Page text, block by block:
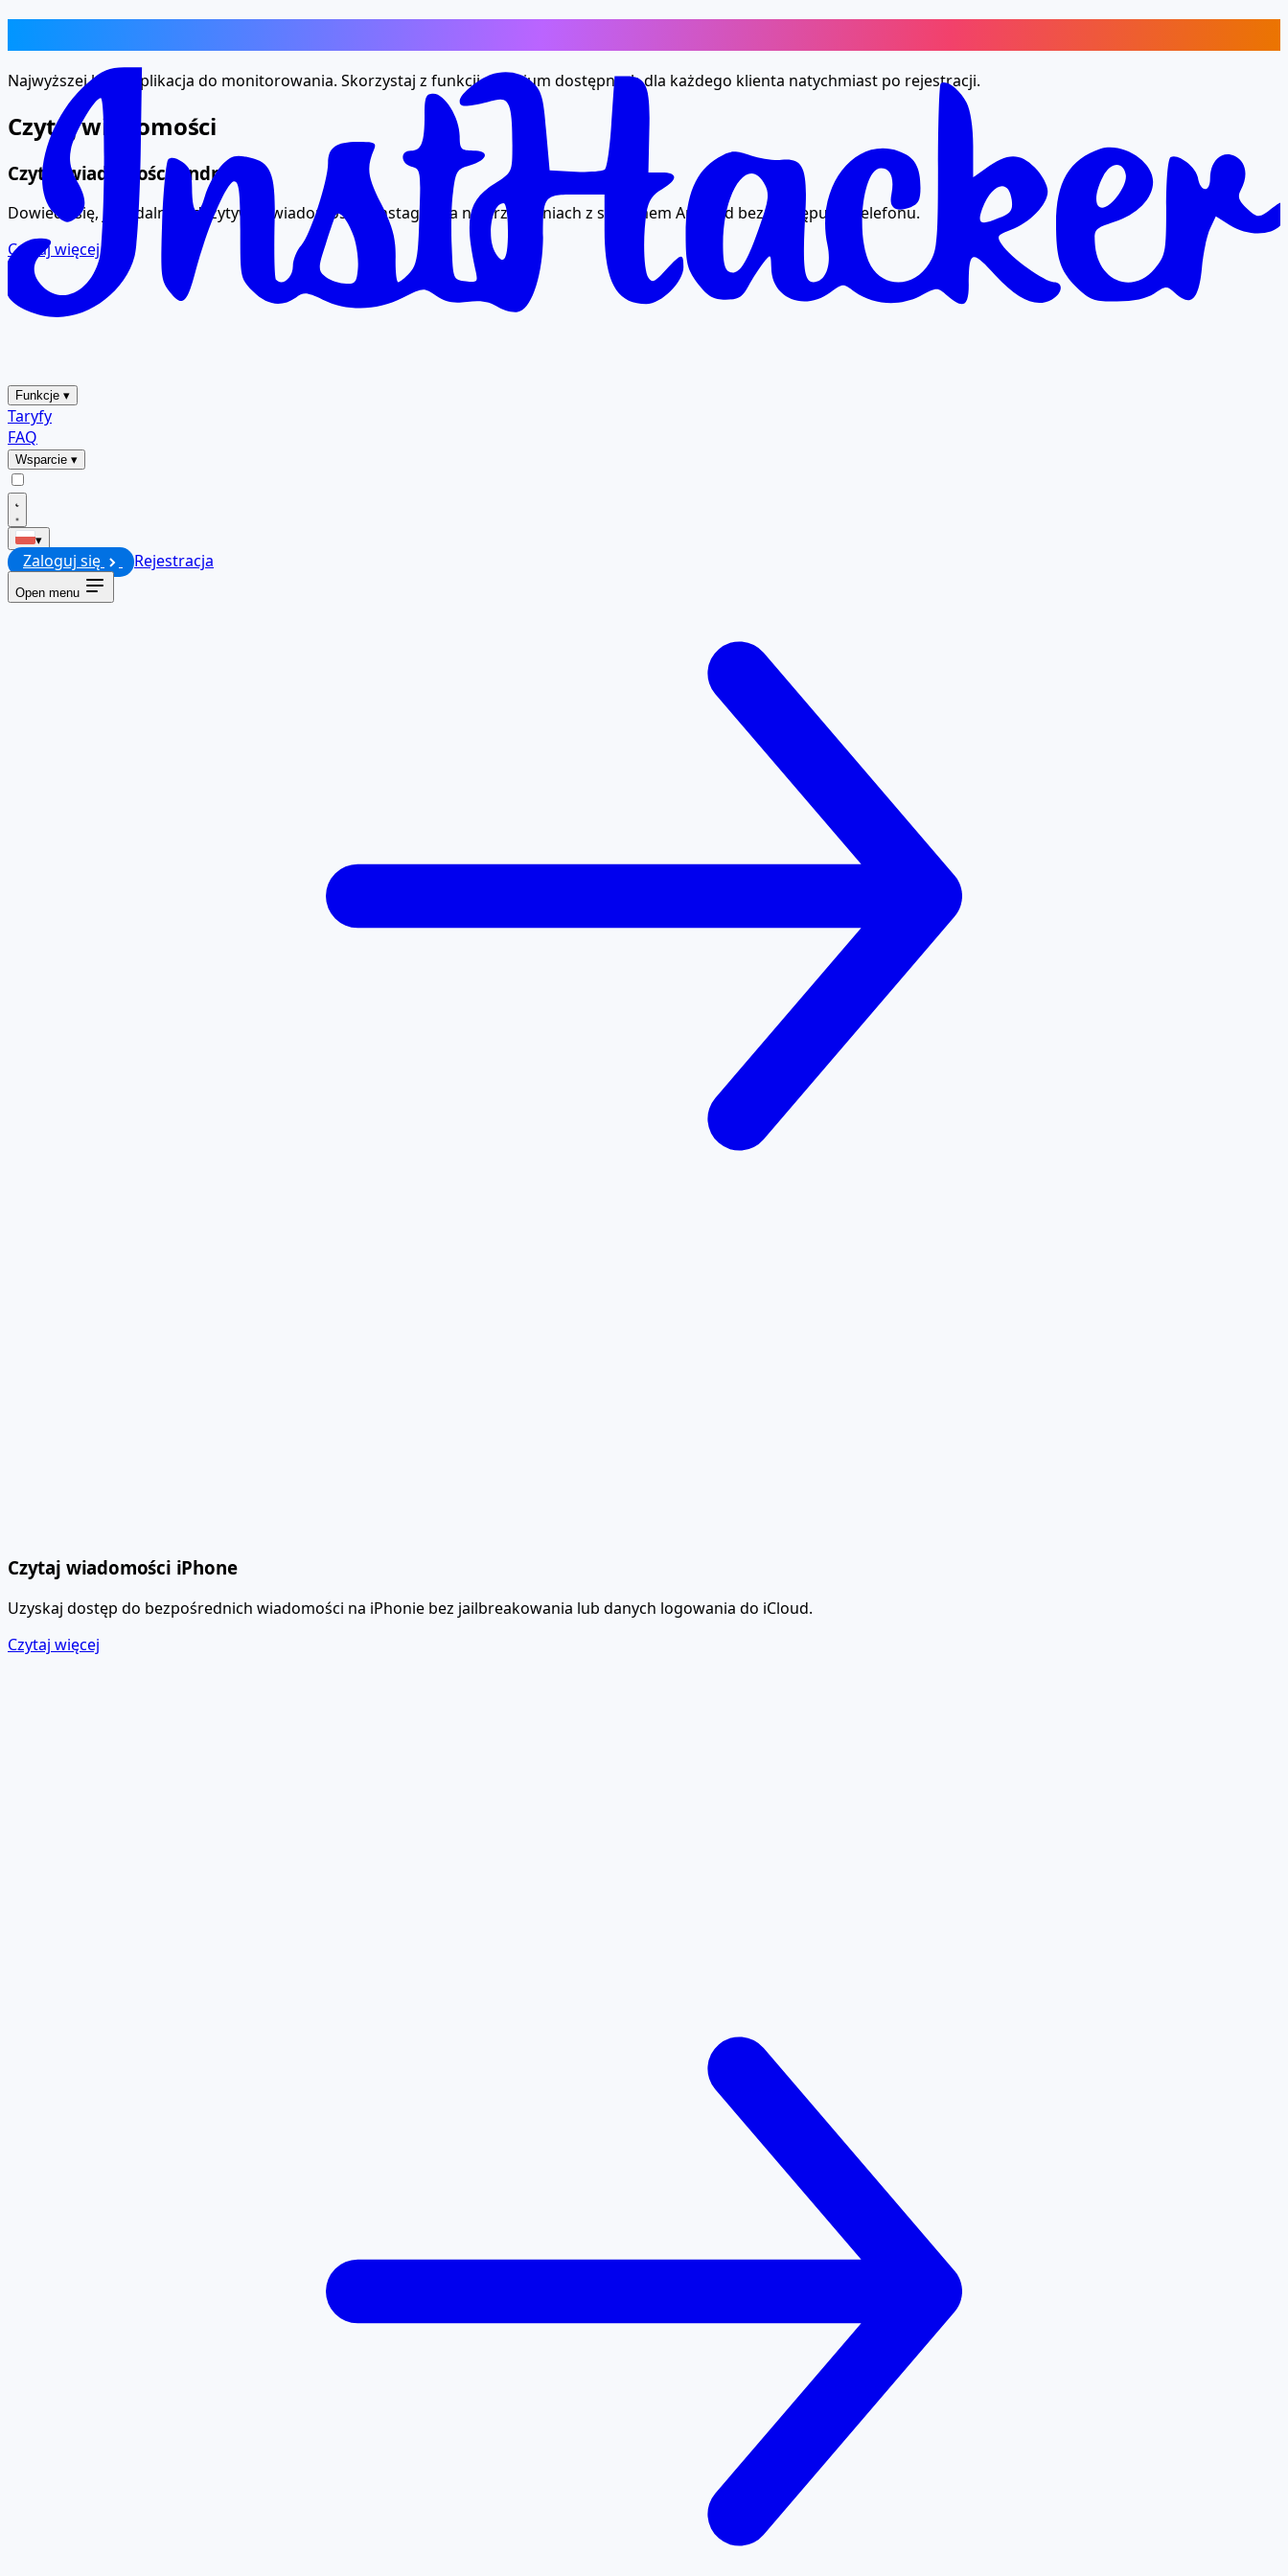
Funkcje ▾
Taryfy
FAQ
Wsparcie ▾
▾
Zaloguj się Rejestracja
Open menu
Najwyższej klasy aplikacja do monitorowania. Skorzystaj z funkcji premium dostępnych dla każdego klienta natychmiast po rejestracji.
Czytaj wiadomości
Czytaj wiadomości Android
Dowiedz się, jak zdalnie odczytywać wiadomości z Instagrama na urządzeniach z systemem Android bez dostępu do telefonu.
Czytaj więcej
Czytaj wiadomości iPhone
Uzyskaj dostęp do bezpośrednich wiadomości na iPhonie bez jailbreakowania lub danych logowania do iCloud.
Czytaj więcej